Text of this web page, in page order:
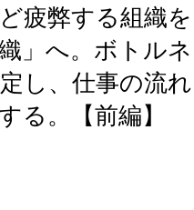
疲弊する組織を
織」へ。ボトルネ
し、仕事の流れ
る。【前編】